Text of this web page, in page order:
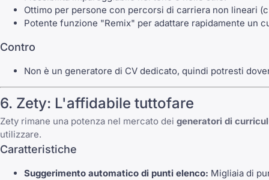
Ottimo per persone con percorsi di carriera non lineari
Potente funzione "Remix" per adattare rapidamente un
Contro
Non è un generatore di CV dedicato, quindi potresti
6. Zety: L'affidabile tuttofare
Zety rimane una potenza nel mercato dei generatori di
utilizzare.
Caratteristiche
Suggerimento automatico di punti elenco: Migliaia di